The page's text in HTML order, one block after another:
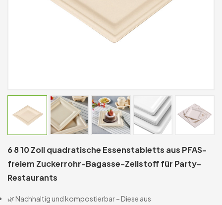
6 8 10 Zoll quadratische Essenstabletts aus PFAS-
freiem Zuckerrohr-Bagasse-Zellstoff für Party-
Restaurants
🌿 Nachhaltig und kompostierbar – Diese aus